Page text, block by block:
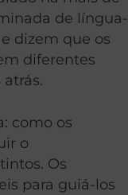
de língua-
dizem que os
diferentes
como os
o
Os
para guiá-los